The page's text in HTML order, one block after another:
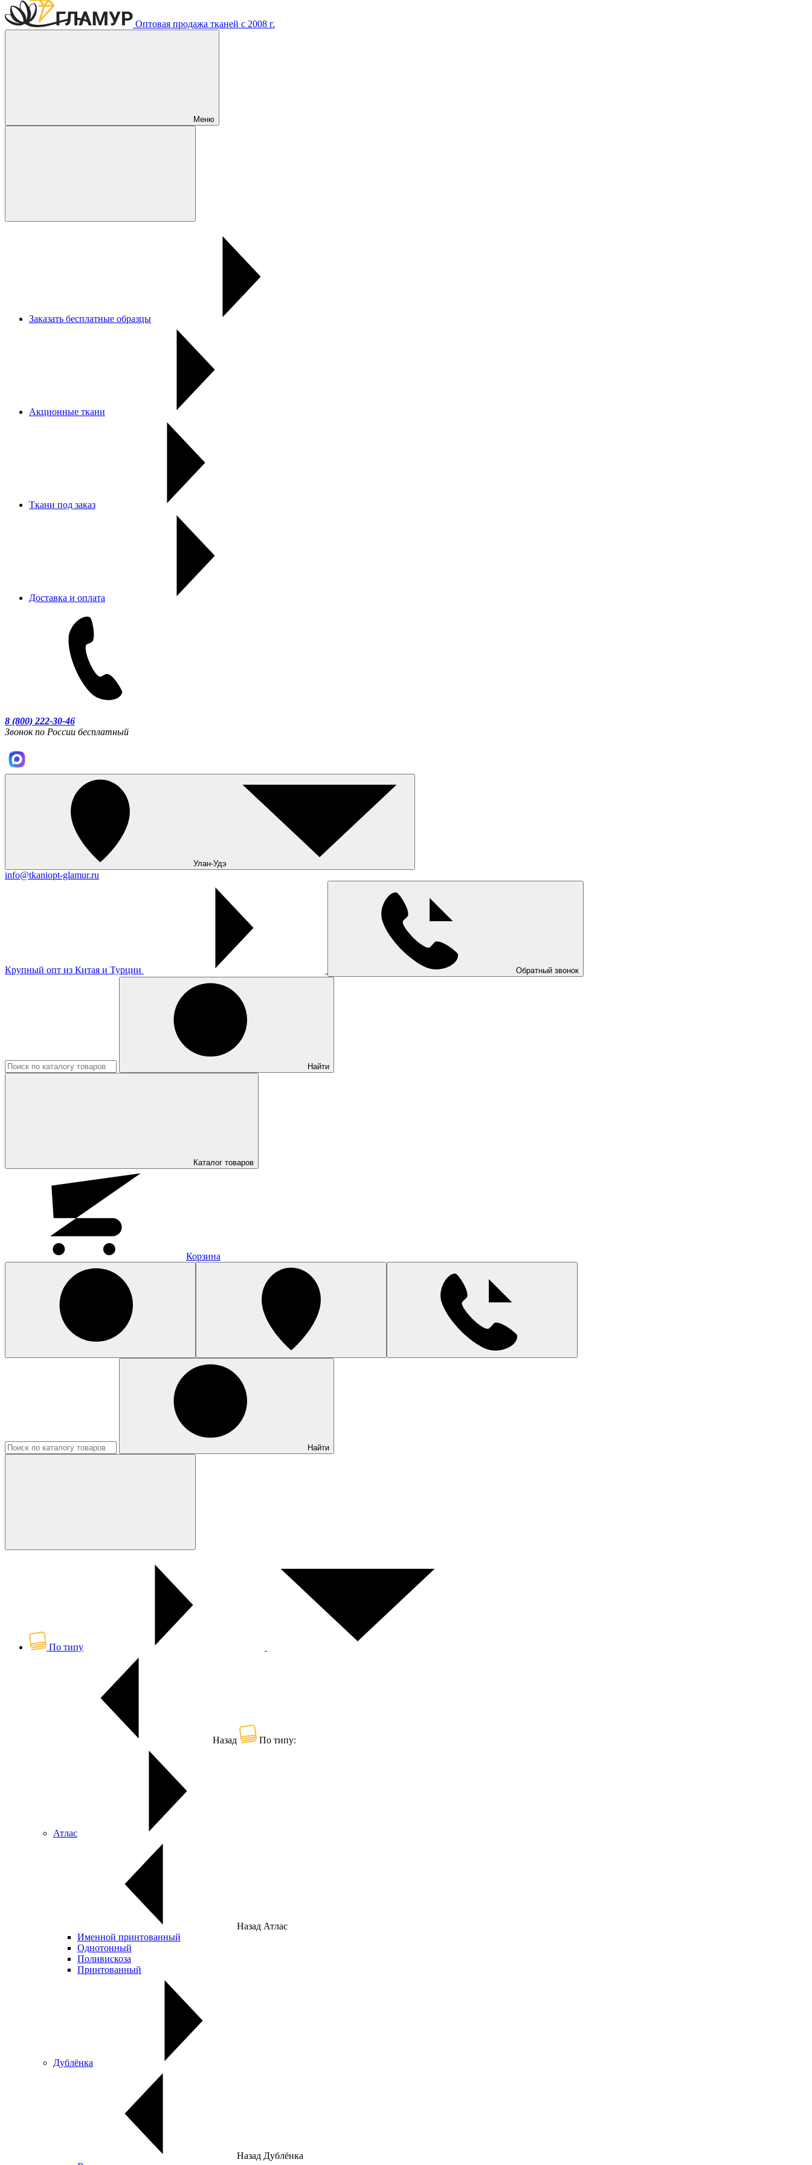
Оптовая продажа тканей с 2008 г.
Меню
Заказать бесплатные образцы
Акционные ткани
Ткани под заказ
Доставка и оплата
8 (800) 222-30-46
Звонок по России бесплатный
Улан-Удэ
info@tkaniopt-glamur.ru
Крупный опт из Китая и Турции Обратный звонок
Найти
Каталог товаров
Корзина
Найти
По типу
Назад По типу:
Атлас
Назад Атлас
Именной принтованный
Однотонный
Поливискоза
Принтованный
Дублёнка
Назад Дублёнка